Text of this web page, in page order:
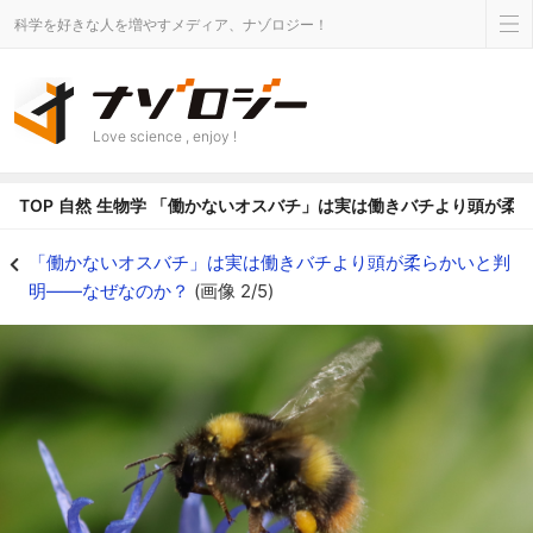
科学を好きな人を増やすメディア、ナゾロジー！
Love science , enjoy !
TOP 自然 生物学 「働かないオスバチ」は実は働きバチより頭が
「働かないオスバチ」は実は働きバチより頭が柔らかいと判
明――なぜなのか？ (画像 2/5)